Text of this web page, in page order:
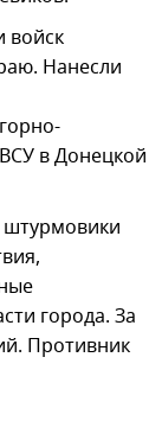
войск
Нанесли
в Донецкой
штурмовики
города. За
Противник